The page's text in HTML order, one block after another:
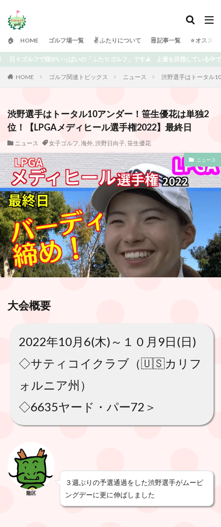
🏠 HOME ゴルフ場一覧 ✌️ ふたりについて 🗒 記事一覧 ⭐️ オスス
」です⛳️ 上達を目指している中での失敗や気付き、オススメ、楽しめる情
HOME ゴルフ関連トピックス ニュース 渋野選手はトータル
渋野選手はトータル10アンダー！笹生優花は単独2
位！【LPGAメディヒール選手権2022】最終日
ニュース 女子ゴルフ, 海外, 渋野日向子, 笹生優花
ニュース
大会概要
2022年10月6(木)～１０月9日(日)
◇サティコイクラブ（🇺🇸カリフ
ォルニア州）
◇6635ヤード・パー72＞
龍区
３週ぶりの予選通過をした渋野選手がムービ
ングデーに更に伸ばしました